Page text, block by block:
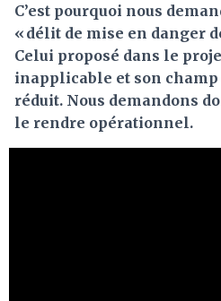
C’est pourquoi nous
« délit de mise en danger
Celui proposé dans le
inapplicable et son champ
réduit. Nous demandons
le rendre opérationnel.